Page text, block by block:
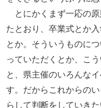
とにかくまず一応の原
たとおり、卒業式とか
とか。そういうものに
っていただくとか、こ
と、県主催のいろんな
す。だからこれからの
らして判断をしていきた